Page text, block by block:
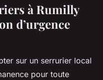
à Rumilly
d’urgence
sur un serrurier local
pour toute